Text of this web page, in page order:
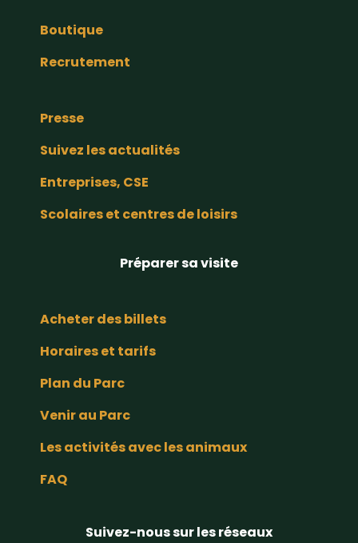
Boutique
Recrutement
Presse
Suivez les actualités
Entreprises, CSE
Scolaires et centres de loisirs
Préparer sa visite
Acheter des billets
Horaires et tarifs
Plan du Parc
Venir au Parc
Les activités avec les animaux
FAQ
Suivez-nous sur les réseaux